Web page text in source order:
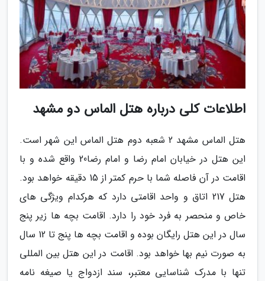
اطلاعات کلی درباره هتل الماس دو مشهد
هتل الماس مشهد 2 شعبه دوم هتل الماس این شهر است.
این هتل در خیابان امام رضا و امام رضا20 واقع شده و با
اقامت در آن فاصله شما با حرم کمتر از 15 دقیقه خواهد بود.
هتل 217 اتاق و واحد اقامتی دارد که هرکدام ویژگی های
خاص و منحصر به فرد خود را دارد. اقامت بچه ها زیر پنج
سال در این هتل رایگان بوده و اقامت بچه ها پنج تا 12 سال
به صورت نیم بها خواهد بود. اقامت در این هتل بین المللی
تنها با مدرک شناسایی معتبر، سند ازدواج یا صیغه نامه